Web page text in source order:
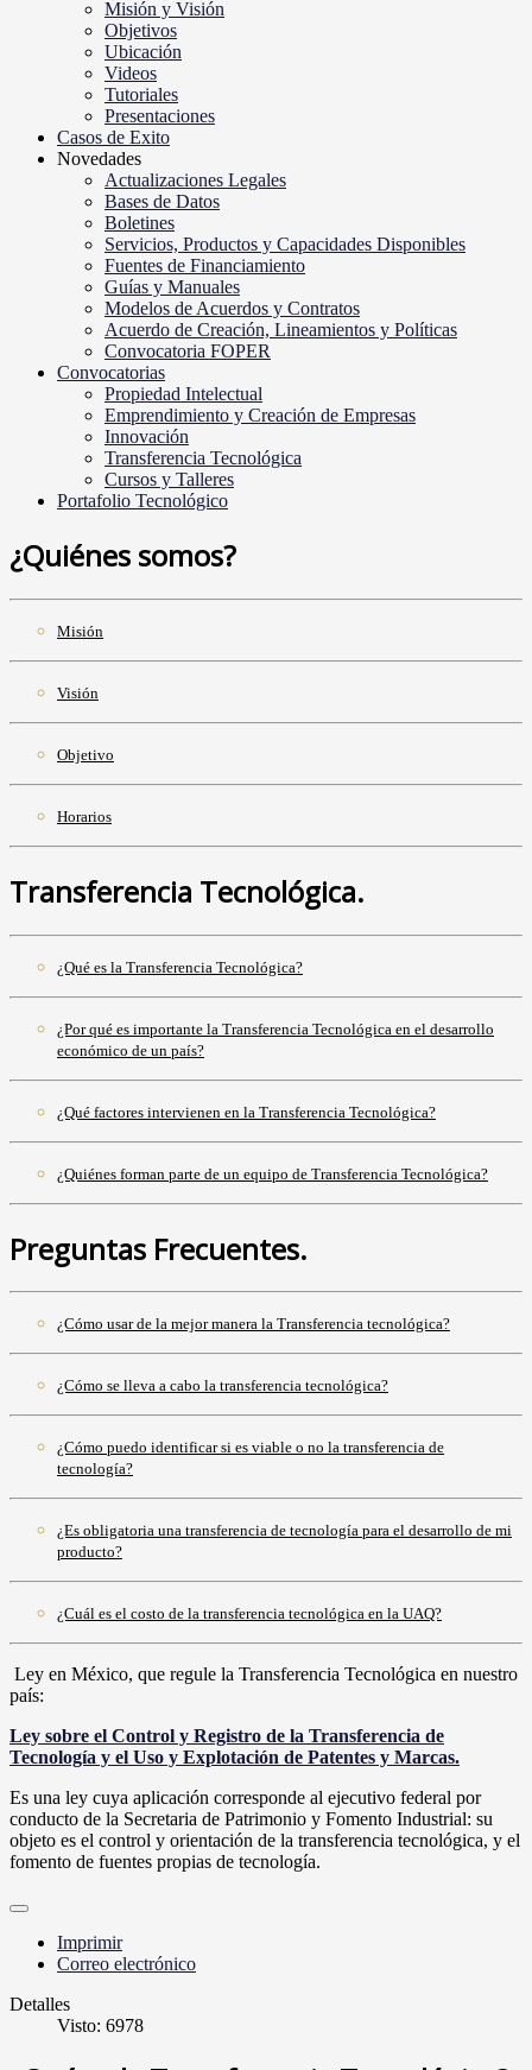
Misión y Visión
Objetivos
Ubicación
Videos
Tutoriales
Presentaciones
Casos de Exito
Novedades
Actualizaciones Legales
Bases de Datos
Boletines
Servicios, Productos y Capacidades Disponibles
Fuentes de Financiamiento
Guías y Manuales
Modelos de Acuerdos y Contratos
Acuerdo de Creación, Lineamientos y Políticas
Convocatoria FOPER
Convocatorias
Propiedad Intelectual
Emprendimiento y Creación de Empresas
Innovación
Transferencia Tecnológica
Cursos y Talleres
Portafolio Tecnológico
¿Quiénes somos?
Misión
Visión
Objetivo
Horarios
Transferencia Tecnológica.
¿Qué es la Transferencia Tecnológica?
¿Por qué es importante la Transferencia Tecnológica en el desarrollo
económico de un país?
¿Qué factores intervienen en la Transferencia Tecnológica?
¿Quiénes forman parte de un equipo de Transferencia Tecnológica?
Preguntas Frecuentes.
¿Cómo usar de la mejor manera la Transferencia tecnológica?
¿Cómo se lleva a cabo la transferencia tecnológica?
¿Cómo puedo identificar si es viable o no la transferencia de
tecnología?
¿Es obligatoria una transferencia de tecnología para el desarrollo de mi
producto?
¿Cuál es el costo de la transferencia tecnológica en la UAQ?
Ley en México, que regule la Transferencia Tecnológica en nuestro
país:
Ley sobre el Control y Registro de la Transferencia de
Tecnología y el Uso y Explotación de Patentes y Marcas.
Es una ley cuya aplicación corresponde al ejecutivo federal por
conducto de la Secretaria de Patrimonio y Fomento Industrial: su
objeto es el control y orientación de la transferencia tecnológica, y el
fomento de fuentes propias de tecnología.
Imprimir
Correo electrónico
Detalles
Visto: 6978